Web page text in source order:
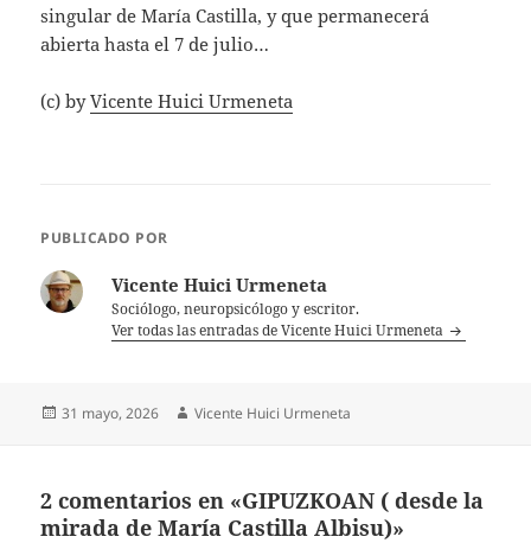
singular de María Castilla, y que permanecerá
abierta hasta el 7 de julio…
(c) byVicente Huici Urmeneta
PUBLICADO POR
Vicente Huici Urmeneta
Sociólogo, neuropsicólogo y escritor.
Ver todas las entradas de Vicente Huici Urmeneta
Publicado
31 mayo, 2026 Autor
Vicente Huici Urmeneta
2 comentarios en «GIPUZKOAN ( desde la
mirada de María Castilla Albisu)»